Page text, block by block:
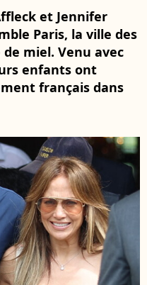
et Jennifer
Paris, la ville des
miel. Venu avec
enfants ont
français dans